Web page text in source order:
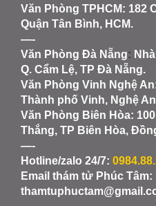
Văn Phòng TPHCM: 182
Quận Tân Bình, HCM.
—-
Văn Phòng Đà Nẵng:
Q. Cẩm Lệ, TP Đà Nẵng.
Văn Phòng Vinh Nghệ An
Thành phố Vinh, Nghệ
Văn Phòng Biên Hòa:
Thắng, TP Biên Hòa,
—-
Hotline/zalo 24/7:
Email thám tử Phúc Tâm: